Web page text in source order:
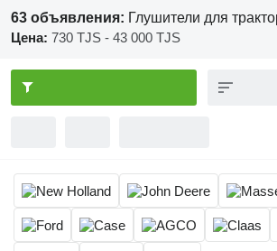
63 объявления: Глушители для
Цена: 730 TJS - 43 000 TJS